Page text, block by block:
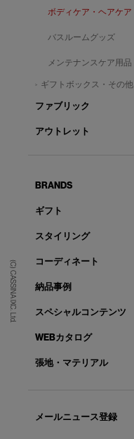
(C) CASSINA IXC. Ltd.
ボディケア・ヘアケア
バスルームグッズ
メンテナンスケア用品
ギフトボックス・その他
ファブリック
アウトレット
BRANDS
ギフト
スタイリング
コーディネート
納品事例
スペシャルコンテンツ
WEBカタログ
張地・マテリアル
メールニュース登録